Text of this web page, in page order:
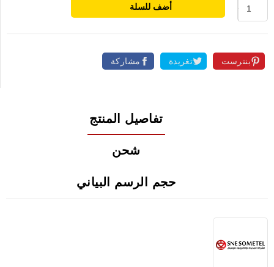
أضف للسلة
مشاركة تغريدة بنترست
تفاصيل المنتج
شحن
حجم الرسم البياني